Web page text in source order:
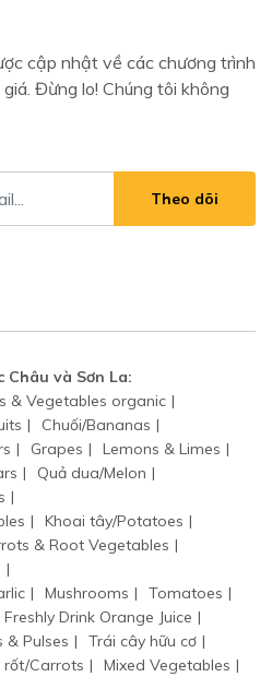
cập nhật về các chương trình
Đừng lo! Chúng tôi không
Theo dõi
Châu và Sơn La:
& Vegetables organic
Chuối/Bananas
Grapes
Lemons & Limes
Quả dua/Melon
Khoai tây/Potatoes
& Root Vegetables
Mushrooms
Tomatoes
Freshly Drink Orange Juice
& Pulses
Trái cây hữu cơ
rốt/Carrots
Mixed Vegetables